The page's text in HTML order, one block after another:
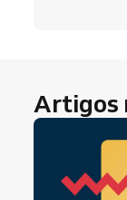
Artigos